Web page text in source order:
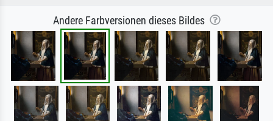
Andere Farbversionen dieses Bildes